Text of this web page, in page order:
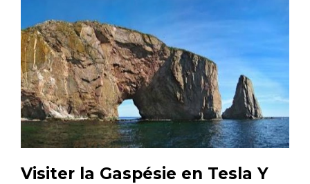
Visiter la Gaspésie en Tesla Y